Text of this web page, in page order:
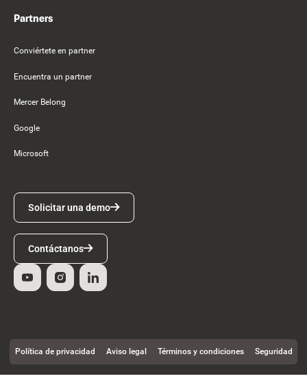
Partners
Conviértete en partner
Encuentra un partner
Mercer Belong
Google
Microsoft
Solicitar una demo
Solicitar una demo
Contáctanos
Contáctanos
Política de privacidad Aviso legal Términos y condiciones Seguridad